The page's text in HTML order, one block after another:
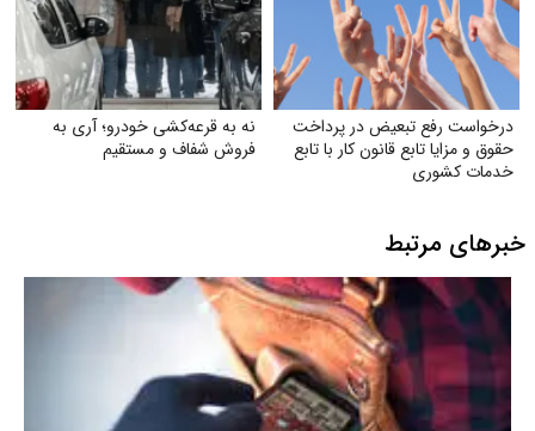
درخواست رفع تبعیض در پرداخت
حقوق و مزایا تابع قانون کار با تابع
خدمات کشوری
نه به قرعه‌کشی خودرو؛ آری به
فروش شفاف و مستقیم
خبرهای مرتبط